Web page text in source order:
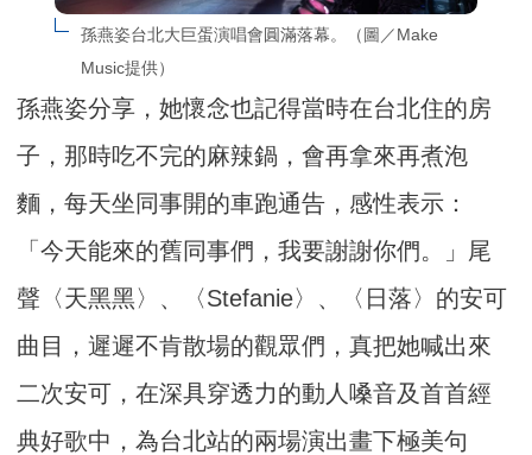
孫燕姿台北大巨蛋演唱會圓滿落幕。（圖／Make
Music提供）
孫燕姿分享，她懷念也記得當時在台北住的房
子，那時吃不完的麻辣鍋，會再拿來再煮泡
麵，每天坐同事開的車跑通告，感性表示：
「今天能來的舊同事們，我要謝謝你們。」尾
聲〈天黑黑〉、〈Stefanie〉、〈日落〉的安可
曲目，遲遲不肯散場的觀眾們，真把她喊出來
二次安可，在深具穿透力的動人嗓音及首首經
典好歌中，為台北站的兩場演出畫下極美句